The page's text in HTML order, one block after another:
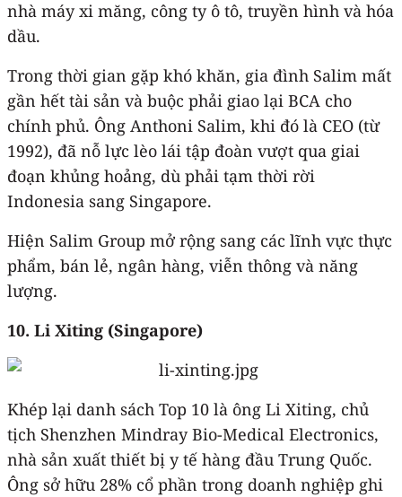
nhà máy xi măng, công ty ô tô, truyền hình và hóa
dầu.
Trong thời gian gặp khó khăn, gia đình Salim mất
gần hết tài sản và buộc phải giao lại BCA cho
chính phủ. Ông Anthoni Salim, khi đó là CEO (từ
1992), đã nỗ lực lèo lái tập đoàn vượt qua giai
đoạn khủng hoảng, dù phải tạm thời rời
Indonesia sang Singapore.
Hiện Salim Group mở rộng sang các lĩnh vực thực
phẩm, bán lẻ, ngân hàng, viễn thông và năng
lượng.
10. Li Xiting (Singapore)
Khép lại danh sách Top 10 là ông Li Xiting, chủ
tịch Shenzhen Mindray Bio-Medical Electronics,
nhà sản xuất thiết bị y tế hàng đầu Trung Quốc.
Ông sở hữu 28% cổ phần trong doanh nghiệp ghi